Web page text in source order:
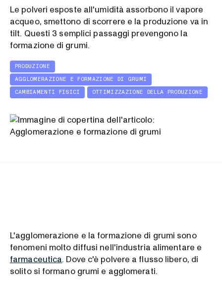
Le polveri esposte all'umidità assorbono il vapore
acqueo, smettono di scorrere e la produzione va in
tilt. Questi 3 semplici passaggi prevengono la
formazione di grumi.
PRODUZIONE
AGGLOMERAZIONE E FORMAZIONE DI GRUMI
CAMBIAMENTI FISICI
OTTIMIZZAZIONE DELLA PRODUZIONE
L'agglomerazione e la formazione di grumi sono
fenomeni molto diffusi nell'industria alimentare e
farmaceutica. Dove c'è polvere a flusso libero, di
solito si formano grumi e agglomerati.